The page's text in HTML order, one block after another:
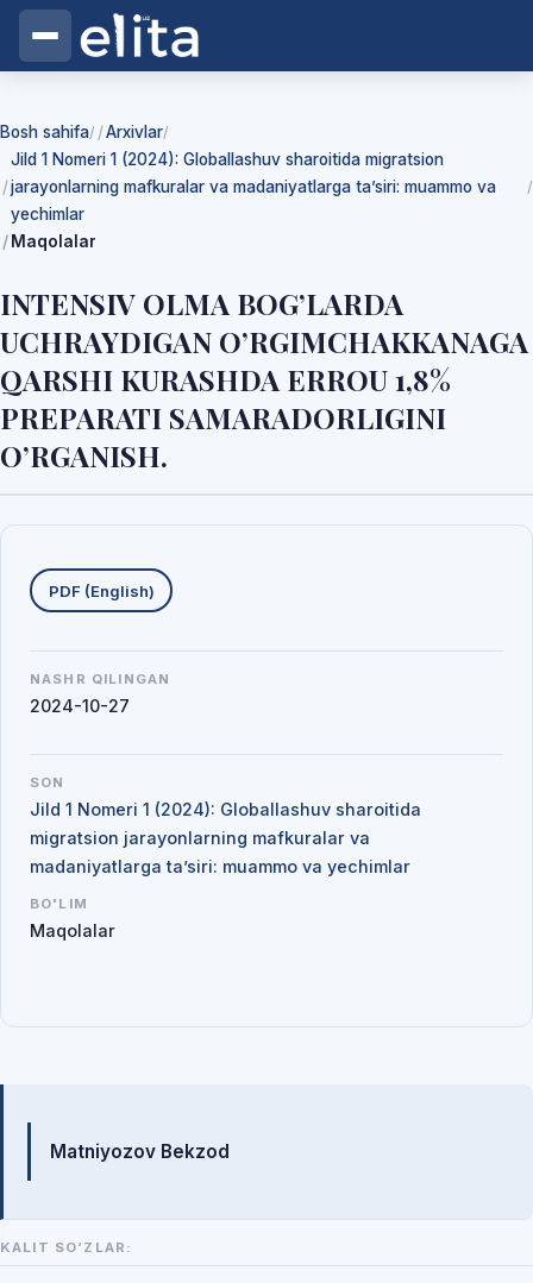
Bosh sahifa/ Arxivlar/
Jild 1 Nomeri 1 (2024): Globallashuv sharoitida migratsion
jarayonlarning mafkuralar va madaniyatlarga ta’siri: muammo va
yechimlar
/
Maqolalar
INTENSIV OLMA BOG’LARDA
UCHRAYDIGAN O’RGIMCHAKKANAGA
QARSHI KURASHDA ERROU 1,8%
PREPARATI SAMARADORLIGINI
O’RGANISH.
Mualliflar
Matniyozov Bekzod
KALIT SO‘ZLAR:
Yuklab olishlar
PDF (English)
NASHR QILINGAN
2024-10-27
SON
Jild 1 Nomeri 1 (2024): Globallashuv sharoitida
migratsion jarayonlarning mafkuralar va
madaniyatlarga ta’siri: muammo va yechimlar
BO'LIM
Maqolalar